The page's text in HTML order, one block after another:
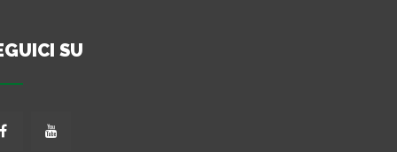
SU